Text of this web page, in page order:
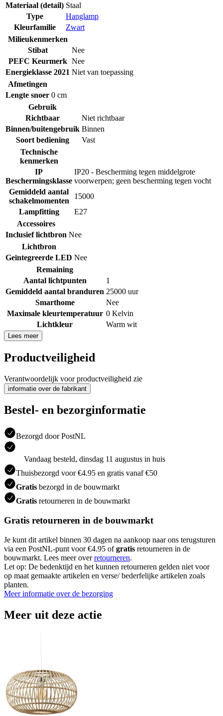
Materiaal (detail) Staal
Type
Hanglamp
Kleurfamilie
Zwart
Milieukenmerken
Stibat
Nee
PEFC Keurmerk Nee
Energieklasse 2021 Niet van toepassing
Afmetingen
Lengte snoer 0 cm
Gebruik
Richtbaar
Niet richtbaar
Binnen/buitengebruik Binnen
Soort bediening
Vast
Technische
kenmerken
IP
Beschermingsklasse
IP20 - Bescherming tegen middelgrote
voorwerpen; geen bescherming tegen vocht
Gemiddeld aantal
schakelmomenten
15000
Lampfitting
E27
Accessoires
Inclusief lichtbron Nee
Lichtbron
Geïntegreerde LED Nee
Remaining
Aantal lichtpunten
1
Gemiddeld aantal branduren 25000 uur
Smarthome
Nee
Maximale kleurtemperatuur 0 Kelvin
Lichtkleur
Warm wit
Lees meer
Productveiligheid
Verantwoordelijk voor productveiligheid zie
informatie over de fabrikant
Bestel- en bezorginformatie
Bezorgd door PostNL
Vandaag besteld, dinsdag 11 augustus in huis
Thuisbezorgd voor €4.95 en gratis vanaf €50
Gratis bezorgd in de bouwmarkt
Gratis retourneren in de bouwmarkt
Gratis retourneren in de bouwmarkt
Je kunt dit artikel binnen 30 dagen na aankoop naar ons terugsturen
via een PostNL-punt voor €4.95 ofgratis retourneren in de
bouwmarkt. Lees meer overretourneren.
Let op: De bedenktijd en het kunnen retourneren gelden niet voor
op maat gemaakte artikelen en verse/ bederfelijke artikelen zoals
planten.
Meer informatie over de bezorging
Meer uit deze actie